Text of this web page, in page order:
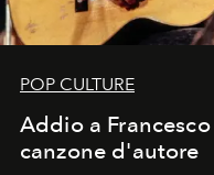
POP CULTURE
Addio a
canzone d'autore